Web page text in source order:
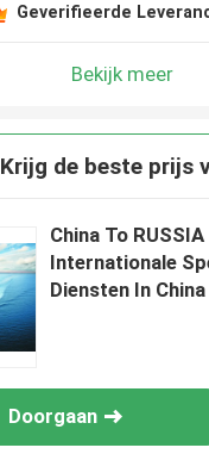
Geverifieerde
Bekijk meer
Krijg de beste prijs
China To
Internationale
Diensten In China
Doorgaan